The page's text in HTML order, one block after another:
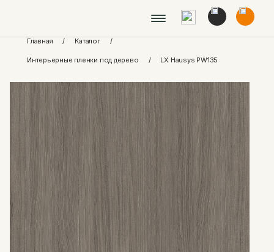
Главная / Каталог /
Интерьерные пленки под дерево / LX Hausys PW135